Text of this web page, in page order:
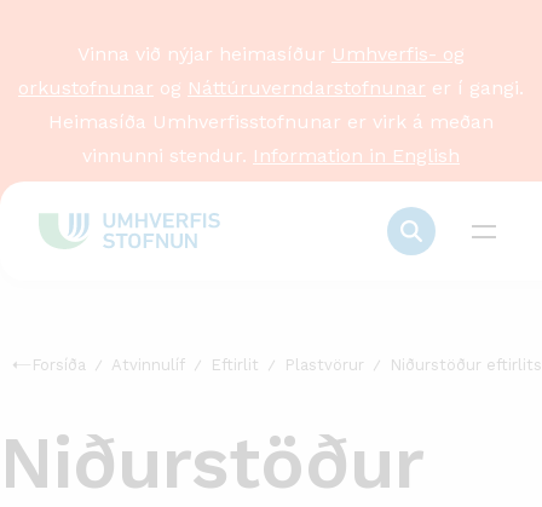
Vinna við nýjar heimasíður Umhverfis- og
orkustofnunar og Náttúruverndarstofnunar er í gangi.
Heimasíða Umhverfisstofnunar er virk á meðan
vinnunni stendur. Information in English
Forsíða Atvinnulíf Eftirlit Plastvörur Niðurstöður eftirlits
Niðurstöður